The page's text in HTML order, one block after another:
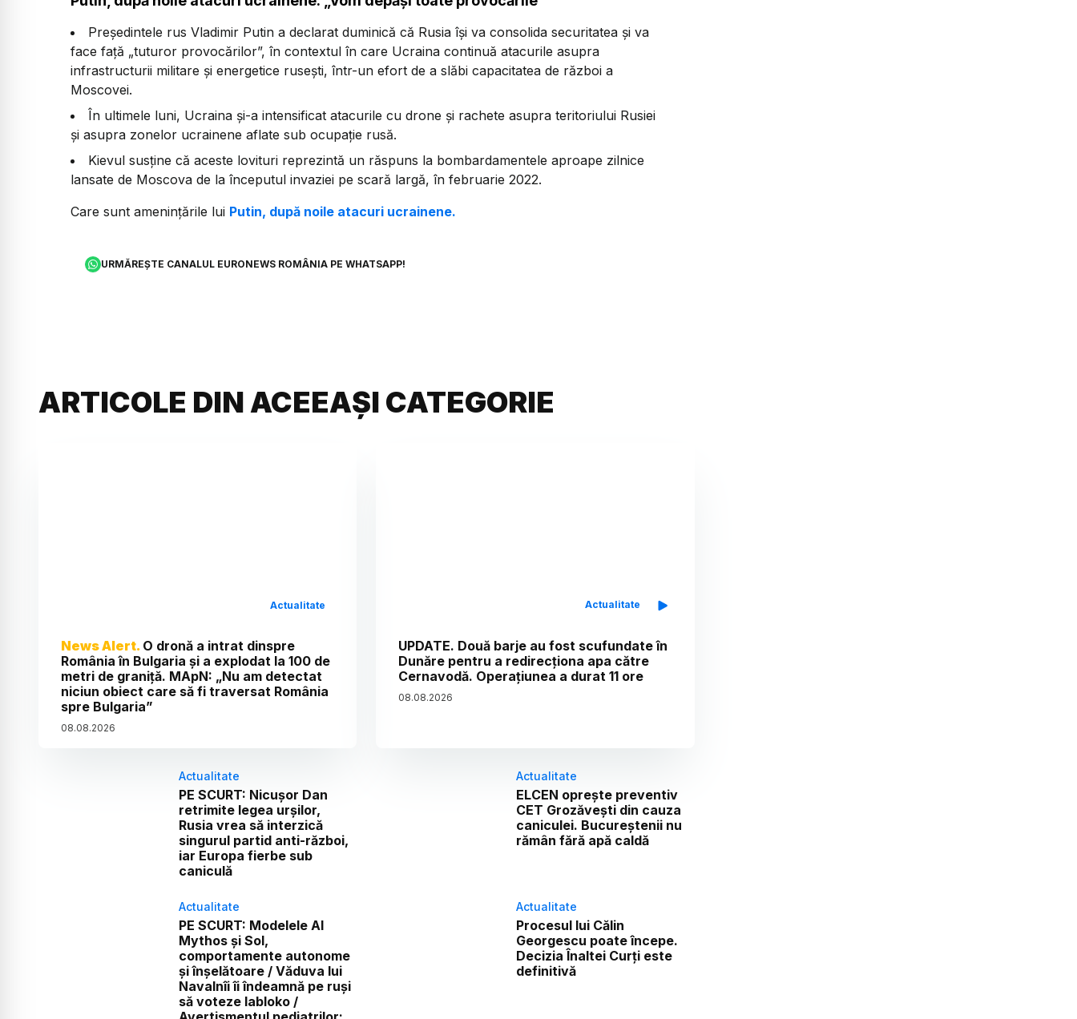
Președintele rus Vladimir Putin a declarat duminică că Rusia își va consolida securitatea și va
face față „tuturor provocărilor”, în contextul în care Ucraina continuă atacurile asupra
infrastructurii militare și energetice rusești, într-un efort de a slăbi capacitatea de război a
Moscovei.
În ultimele luni, Ucraina și-a intensificat atacurile cu drone și rachete asupra teritoriului Rusiei
și asupra zonelor ucrainene aflate sub ocupație rusă.
Kievul susține că aceste lovituri reprezintă un răspuns la bombardamentele aproape zilnice
lansate de Moscova de la începutul invaziei pe scară largă, în februarie 2022.
Care sunt amenințările lui Putin, după noile atacuri ucrainene.
URMĂREȘTE CANALUL EURONEWS ROMÂNIA PE WHATSAPP!
ARTICOLE DIN ACEEAȘI CATEGORIE
Actualitate
News Alert. O dronă a intrat dinspre
România în Bulgaria și a explodat la 100 de
metri de graniță. MApN: „Nu am detectat
niciun obiect care să fi traversat România
spre Bulgaria”
08.08.2026
Actualitate
UPDATE. Două barje au fost scufundate în
Dunăre pentru a redirecționa apa către
Cernavodă. Operațiunea a durat 11 ore
08.08.2026
Actualitate
PE SCURT: Nicușor Dan
retrimite legea urșilor,
Rusia vrea să interzică
singurul partid anti-război,
iar Europa fierbe sub
caniculă
Actualitate
ELCEN oprește preventiv
CET Grozăvești din cauza
caniculei. Bucureștenii nu
rămân fără apă caldă
Actualitate
PE SCURT: Modelele AI
Mythos și Sol,
comportamente autonome
și înșelătoare / Văduva lui
Navalnîi îi îndeamnă pe ruși
să voteze Iabloko /
Actualitate
Procesul lui Călin
Georgescu poate începe.
Decizia Înaltei Curți este
definitivă